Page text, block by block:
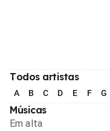
Todos artistas
A B C D E F G
Músicas
Em alta